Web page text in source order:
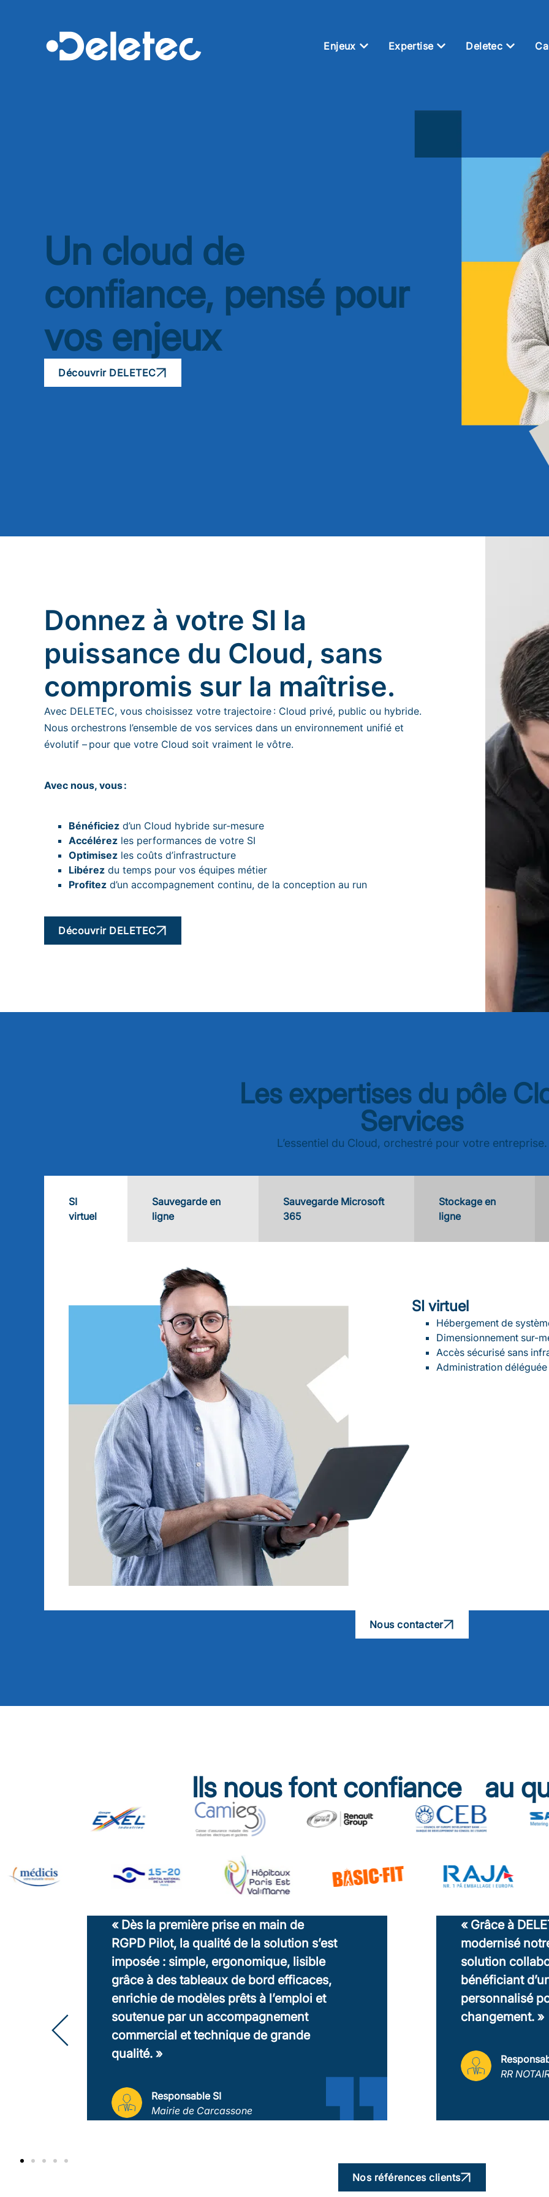
Enjeux Expertise Deletec
Un cloud de
confiance, pensé pour
vos enjeux
Découvrir DELETEC
Donnez à votre SI la
puissance du Cloud, sans
compromis sur la maîtrise.
Avec DELETEC, vous choisissez votre trajectoire : Cloud privé, public ou hybride.
Nous orchestrons l’ensemble de vos services dans un environnement unifié et
évolutif – pour que votre Cloud soit vraiment le vôtre.
Avec nous, vous :
Bénéficiez d’un Cloud hybride sur‑mesure
Accélérez les performances de votre SI
Optimisez les coûts d’infrastructure
Libérez du temps pour vos équipes métier
Profitez d’un accompagnement continu, de la conception au run
Découvrir DELETEC
Les expertises du pôle
Services
L’essentiel du Cloud, orchestré pour votre entreprise.
SI
virtuel
Sauvegarde en
ligne
Sauvegarde Microsoft
365
Stockage en
ligne
SI virtuel
Hébergement de
Dimensionnement sur-
Accès sécurisé sans
Administration
Nous contacter
Ils nous font confiance au
« Grâce à DELETEC, nous avons
modernisé notre téléphonie avec une
solution collaborative efficace, tout en
bénéficiant d’un accompagnement
personnalisé pour faciliter le
changement. »
Responsable IT
« Grâce à
avons
vers un
ISO 27001,
renforcée et
Mutuelle
Nos références clients